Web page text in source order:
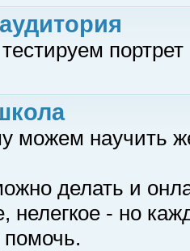
можем научить
делать и
нелегкое - но